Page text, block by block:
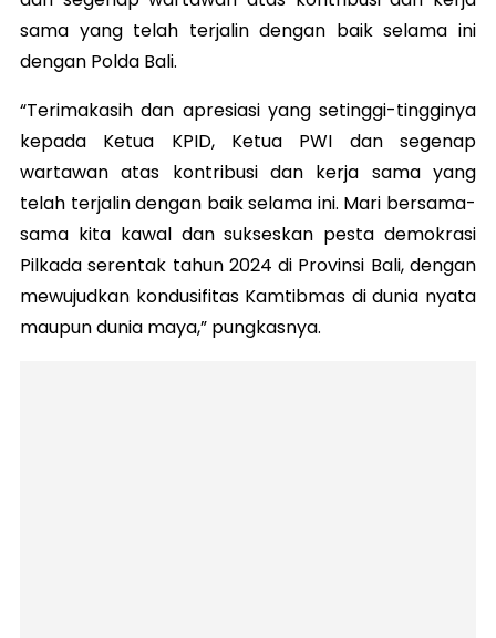
sama yang telah terjalin dengan baik selama ini
dengan Polda Bali.
“Terimakasih dan apresiasi yang setinggi-tingginya
kepada Ketua KPID, Ketua PWI dan segenap
wartawan atas kontribusi dan kerja sama yang
telah terjalin dengan baik selama ini. Mari bersama-
sama kita kawal dan sukseskan pesta demokrasi
Pilkada serentak tahun 2024 di Provinsi Bali, dengan
mewujudkan kondusifitas Kamtibmas di dunia nyata
maupun dunia maya,” pungkasnya.